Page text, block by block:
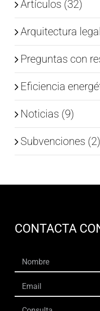
Artículos (32)
Arquitectura
Preguntas con
Eficiencia
Noticias (9)
Subvenciones (2)
CONTACTA